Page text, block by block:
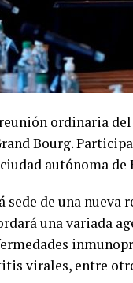
ordinaria
Bourg.
autónoma de
sede de una
una variada
virales, entre